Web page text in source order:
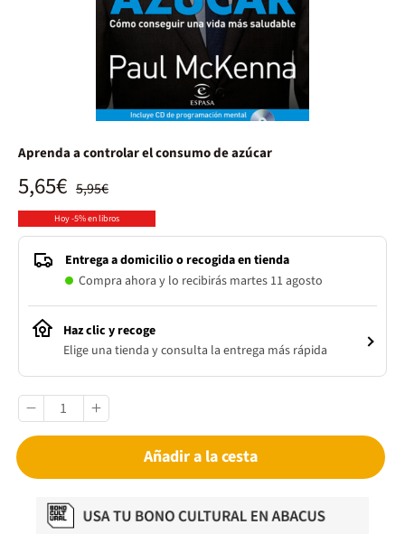
Aprenda a controlar el consumo de azúcar
5,95€
5,65€
Hoy -5% en libros
Entrega a domicilio o recogida en tienda
Compra ahora y lo recibirás martes 11 agosto
Haz clic y recoge
Elige una tienda y consulta la entrega más rápida
Añadir a la cesta